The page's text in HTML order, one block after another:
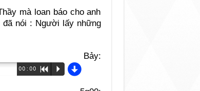
mà loan báo cho anh
nói : Người lấy những
Bảy:
00:00 R P d